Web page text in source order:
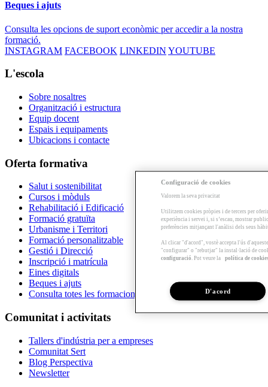
Beques i ajuts
Consulta les opcions de suport econòmic per accedir a la nostra
formació.
INSTAGRAM FACEBOOK LINKEDIN YOUTUBE
L'escola
Sobre nosaltres
Organització i estructura
Equip docent
Espais i equipaments
Ubicacions i contacte
Oferta formativa
Salut i sostenibilitat
Cursos i mòduls
Rehabilitació i Edificació
Formació gratuïta
Urbanisme i Territori
Formació personalitzable
Gestió i Direcció
Inscripció i matrícula
Eines digitals
Beques i ajuts
Consulta totes les formacions
Comunitat i activitats
Tallers d'indústria per a empreses
Comunitat Sert
Blog Perspectiva
Newsletter
Configuració de cookies
Valorem la seva privacitat
Utilitzem cookies pròpies i de tercers per
experiència i servei i, si s’escau, mostrar
preferències mitjançant l'anàlisi dels seus
Al clicar "d'acord", vostè accepta l'ús
"configurar" o "rebutjar" la instal·lació de
configuració . Pot veure la política de
D'acord